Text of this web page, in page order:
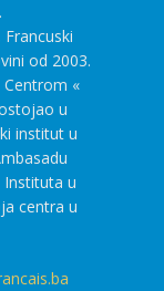
od 2003.
Centrom «
u
institut u
Instituta u
centra u